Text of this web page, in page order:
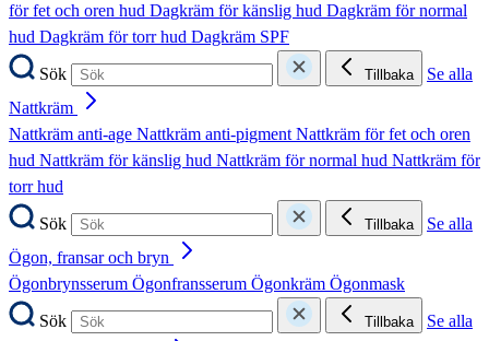
för fet och oren hud Dagkräm för känslig hud Dagkräm för normal
hud Dagkräm för torr hud Dagkräm SPF
Sök
Tillbaka
Se alla
Nattkräm
Nattkräm anti-age Nattkräm anti-pigmentNattkräm för fet och oren
hud Nattkräm för känslig hud Nattkräm för normal hud Nattkräm för
torr hud
Sök
Tillbaka
Se alla
Ögon, fransar och bryn
Ögonbrynsserum Ögonfransserum Ögonkräm Ögonmask
Sök
Tillbaka
Se alla